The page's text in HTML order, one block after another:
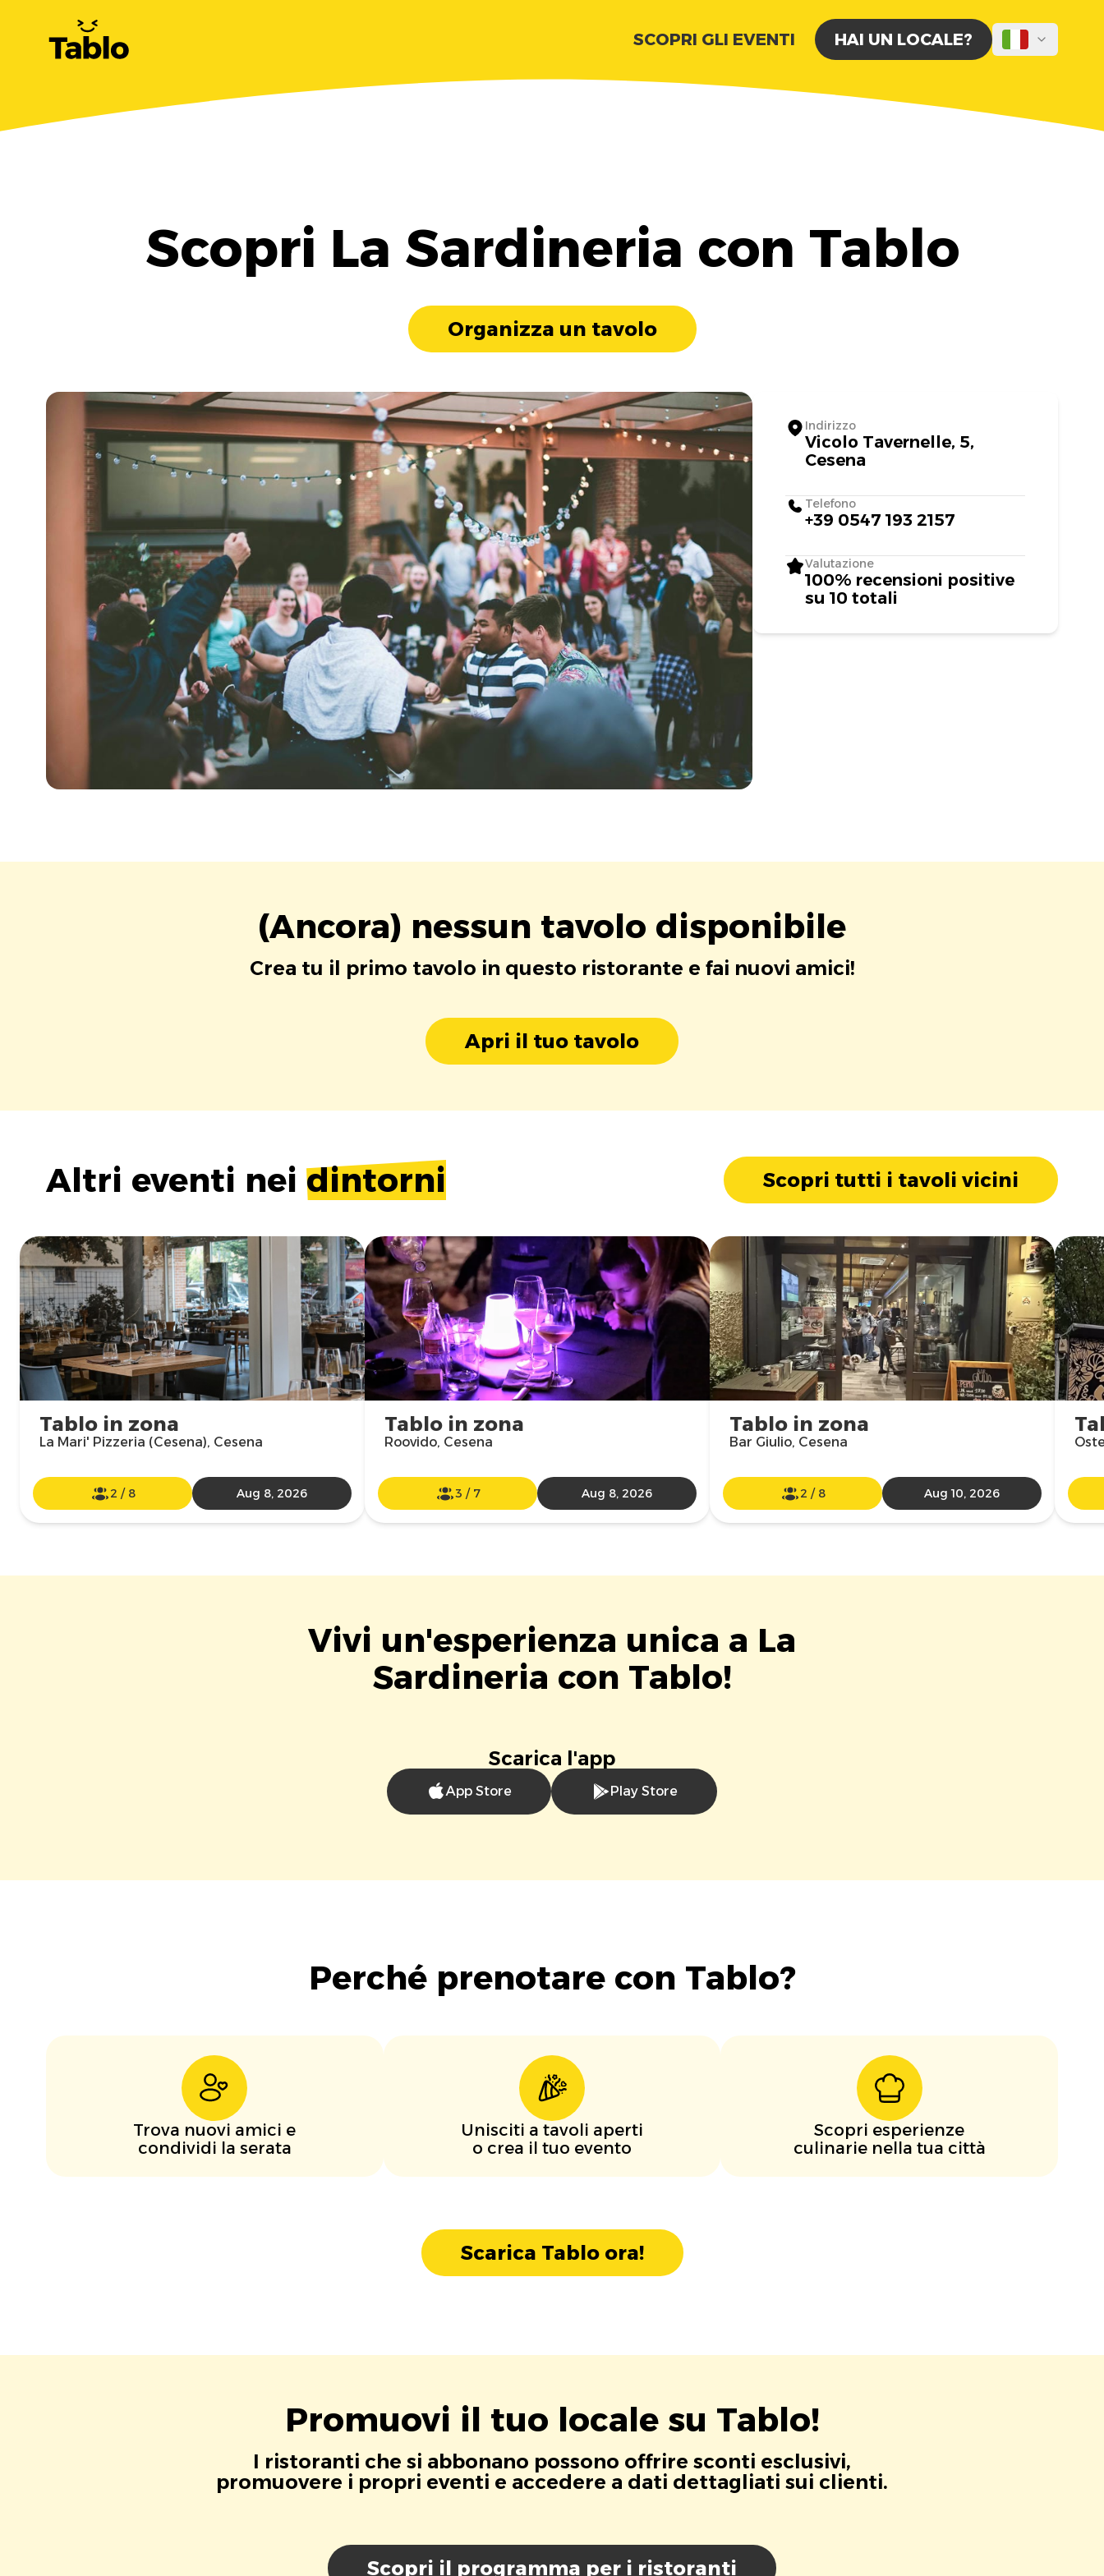
SCOPRI GLI EVENTI HAI UN LOCALE?
Scopri La Sardineria con Tablo
Organizza un tavolo
Indirizzo
Vicolo Tavernelle, 5,
Cesena
Telefono
+39 0547 193 2157
Valutazione
100% recensioni positive
su 10 totali
(Ancora) nessun tavolo disponibile
Crea tu il primo tavolo in questo ristorante e fai nuovi amici!
Apri il tuo tavolo
Altri eventi nei dintorni Scopri tutti i tavoli vicini
Tablo in zona
La Mari' Pizzeria (Cesena), Cesena
2 / 8 Aug 8, 2026
Tablo in zona
Roovido, Cesena
3 / 7 Aug 8, 2026
Tablo in zona
Bar Giulio, Cesena
2 / 8 Aug 10, 2026
Vivi un'esperienza unica a La
Sardineria con Tablo!
Scarica l'app
App Store Play Store
Perché prenotare con Tablo?
Trova nuovi amici e
condividi la serata
Unisciti a tavoli aperti
o crea il tuo evento
Scopri esperienze
culinarie nella tua città
Scarica Tablo ora!
Promuovi il tuo locale su Tablo!
I ristoranti che si abbonano possono offrire sconti esclusivi,
promuovere i propri eventi e accedere a dati dettagliati sui clienti.
Scopri il programma per i ristoranti